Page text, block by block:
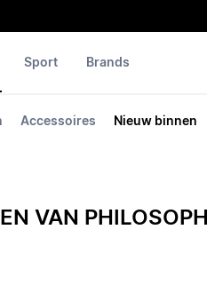
Accessoires Nieuw binnen
Sport Brands
VAN